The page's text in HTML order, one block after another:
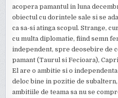
acopera pamantul in luna
obiectul cu dorintele sale si se
ca sa-si atinga scopul. Strange,
cu multa diplomatie, fiind semn
independent, spre deosebire de
pamant (Taurul si Fecioara),
El are o ambitie si o
deloc bine in pozitie de
ambitiile de teama sa nu se